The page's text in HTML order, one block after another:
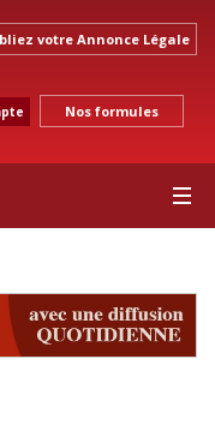
votre Annonce Légale
Nos formules